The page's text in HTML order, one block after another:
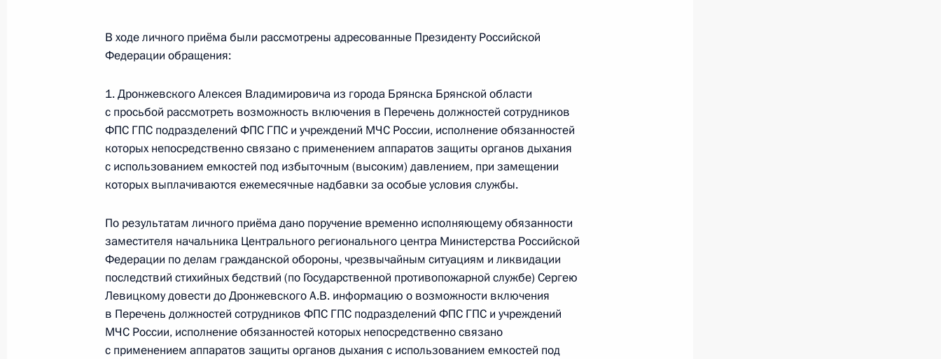
Центрального регионального центра Министерства Российской Федерации
по делам гражданской обороны, чрезвычайным ситуациям и ликвидации
Российской Федерации по приёму граждан в Москве личный приём граждан
29 марта 2017 года, 17:28
30 декабря 2016 года, пятница
по поручению Президента Российской Федерации исполняющим обязанности
начальника Центрального регионального центра Министерства Российской
Федерации по делам гражданской обороны, чрезвычайным ситуациям
и ликвидации последствий стихийных бедствий Игорем Кобзевым в Приёмной
Президента Российской Федерации по приёму граждан в Москве 27 декабря
2016 года
30 декабря 2016 года, 17:00
В ходе личного приёма были рассмотрены адресованные Президенту Российской
Федерации обращения:
1. Дронжевского Алексея Владимировича из города Брянска Брянской области
с просьбой рассмотреть возможность включения в Перечень должностей сотрудников
ФПС ГПС подразделений ФПС ГПС и учреждений МЧС России, исполнение обязанностей
которых непосредственно связано с применением аппаратов защиты органов дыхания
с использованием емкостей под избыточным (высоким) давлением, при замещении
которых выплачиваются ежемесячные надбавки за особые условия службы.
По результатам личного приёма дано поручение временно исполняющему обязанности
заместителя начальника Центрального регионального центра Министерства Российской
Федерации по делам гражданской обороны, чрезвычайным ситуациям и ликвидации
последствий стихийных бедствий (по Государственной противопожарной службе) Сергею
Левицкому довести до Дронжевского А.В. информацию о возможности включения
в Перечень должностей сотрудников ФПС ГПС подразделений ФПС ГПС и учреждений
МЧС России, исполнение обязанностей которых непосредственно связано
с применением аппаратов защиты органов дыхания с использованием емкостей под